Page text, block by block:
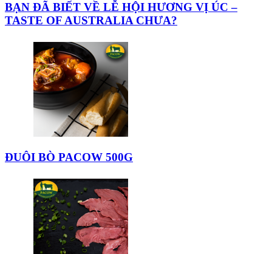
BẠN ĐÃ BIẾT VỀ LỄ HỘI HƯƠNG VỊ ÚC –
TASTE OF AUSTRALIA CHƯA?
ĐUÔI BÒ PACOW 500G